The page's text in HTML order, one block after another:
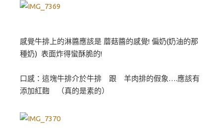
感覺牛排上的淋醬應該是 蘑菇醬的感覺! 偏奶(奶油的那
種奶) 表面炸得蠻酥脆的!
口感：這塊牛排介於牛排 跟 羊肉排的假象….應該有
添加紅麴 （真的是素的）